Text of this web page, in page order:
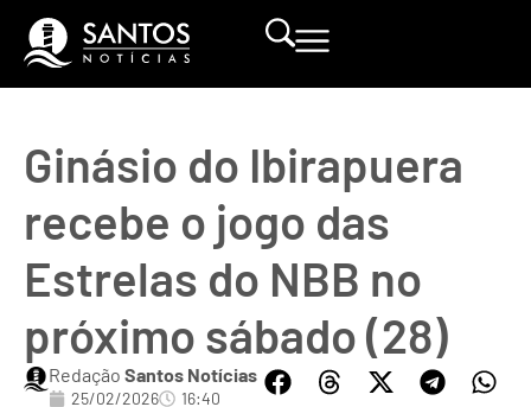
Ginásio do Ibirapuera
recebe o jogo das
Estrelas do NBB no
próximo sábado (28)
Redação Santos Notícias
25/02/2026 16:40